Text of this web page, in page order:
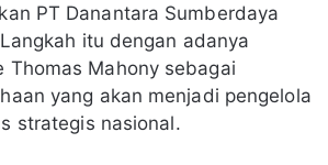
PT Danantara Sumberdaya
itu dengan adanya
Thomas Mahony sebagai
yang akan menjadi pengelola
strategis nasional.